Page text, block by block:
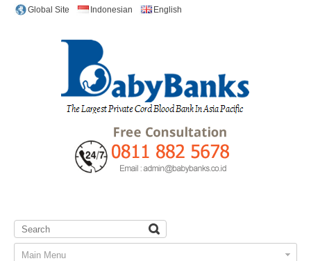
Global Site Indonesian English
Main Menu